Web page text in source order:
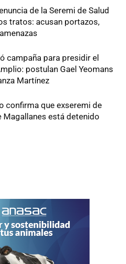
de la Seremi de Salud
tratos: acusan portazos,
campaña para presidir el
postulan Gael Yeomans
Martínez
confirma que exseremi de
Magallanes está detenido